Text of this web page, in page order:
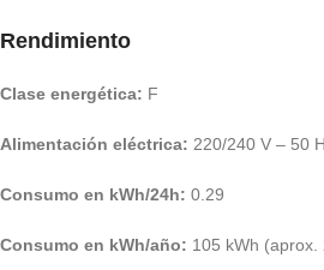
Rendimiento
Clase energética: F
Alimentación eléctrica: 220/240 V – 50
Consumo en kWh/24h: 0.29
Consumo en kWh/año: 105 kWh (aprox.